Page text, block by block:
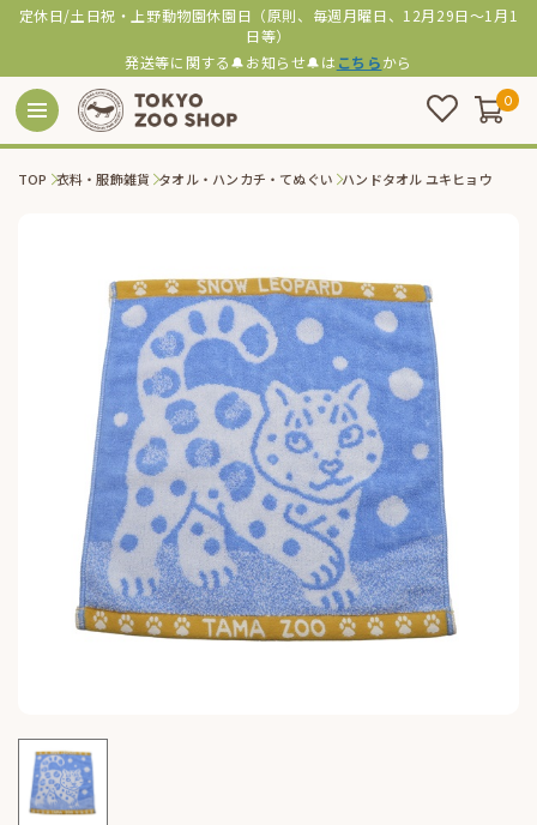
定休日/土日祝・上野動物園休園日（原則、毎週月曜日、12月29日～1月1
日等）
発送等に関する🔔お知らせ🔔は こちらから
0
TOP 衣料・服飾雑貨 タオル・ハンカチ・てぬぐい ハンドタオル ユキヒョウ